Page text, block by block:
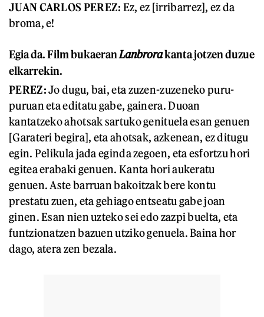
JUAN CARLOS PEREZ: Ez, ez [irribarrez], ez da
broma, e!
Egia da. Film bukaeranLanbrorakanta jotzen duzue
elkarrekin.
PEREZ:Jo dugu, bai, eta zuzen-zuzeneko puru-
puruan eta editatu gabe, gainera. Duoan
kantatzeko ahotsak sartuko genituela esan genuen
[Garateri begira], eta ahotsak, azkenean, ez ditugu
egin. Pelikula jada eginda zegoen, eta esfortzu hori
egitea erabaki genuen. Kanta hori aukeratu
genuen. Aste barruan bakoitzak bere kontu
prestatu zuen, eta gehiago entseatu gabe joan
ginen. Esan nien uzteko sei edo zazpi buelta, eta
funtzionatzen bazuen utziko genuela. Baina hor
dago, atera zen bezala.